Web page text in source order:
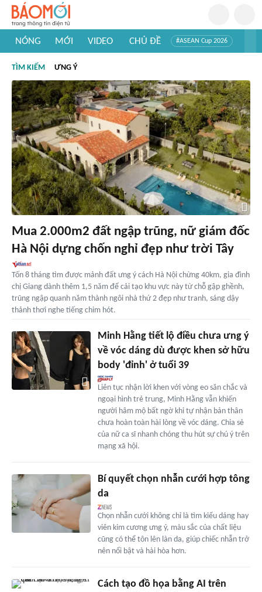
NÓNG MỚI VIDEO CHỦ ĐỀ #ASEAN Cup 2026
#Khám phá thế giới
TÌM KIẾM ƯNG Ý
Mua 2.000m2 đất ngập trũng, nữ giám đốc
Hà Nội dựng chốn nghỉ đẹp như trời Tây
Tốn 8 tháng tìm được mảnh đất ưng ý cách Hà Nội chừng 40km, gia đình
chị Giang dành thêm 1,5 năm để cải tạo khu vực này từ chỗ gập ghềnh,
trũng ngập quanh năm thành ngôi nhà thứ 2 đẹp như tranh, sáng dậy
thảnh thơi nghe tiếng chim hót.
Minh Hằng tiết lộ điều chưa ưng ý
về vóc dáng dù được khen sở hữu
body 'đỉnh' ở tuổi 39
Liên tục nhận lời khen với vòng eo săn chắc và
ngoại hình trẻ trung, Minh Hằng vẫn khiến
người hâm mộ bất ngờ khi tự nhận bản thân
chưa hoàn toàn hài lòng về vóc dáng. Chia sẻ
của nữ ca sĩ nhanh chóng thu hút sự chú ý trên
mạng xã hội.
Bí quyết chọn nhẫn cưới hợp tông
da
Chọn nhẫn cưới không chỉ là tìm kiểu dáng hay
viên kim cương ưng ý, màu sắc của chất liệu
cũng có thể tôn lên làn da, giúp chiếc nhẫn trở
nên nổi bật và hài hòa hơn.
Cách tạo đồ họa bằng AI trên